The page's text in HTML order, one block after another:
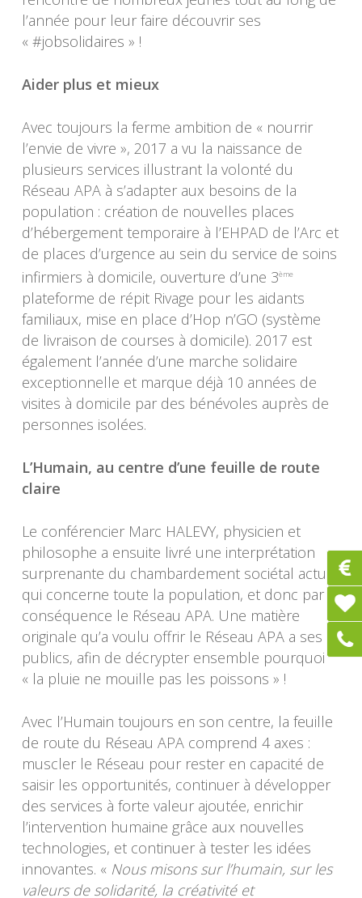
l’année pour leur faire découvrir ses
« #jobsolidaires » !
Aider plus et mieux
Avec toujours la ferme ambition de « nourrir
l’envie de vivre », 2017 a vu la naissance de
plusieurs services illustrant la volonté du
Réseau APA à s’adapter aux besoins de la
population : création de nouvelles places
d’hébergement temporaire à l’EHPAD de l’Arc et
de places d’urgence au sein du service de soins
infirmiers à domicile, ouverture d’une 3ème
plateforme de répit Rivage pour les aidants
familiaux, mise en place d’Hop n’GO (système
de livraison de courses à domicile). 2017 est
également l’année d’une marche solidaire
exceptionnelle et marque déjà 10 années de
visites à domicile par des bénévoles auprès de
personnes isolées.
L’Humain, au centre d’une feuille de route
claire
Le conférencier Marc HALEVY, physicien et
philosophe a ensuite livré une interprétation
surprenante du chambardement sociétal actuel
qui concerne toute la population, et donc par
conséquence le Réseau APA. Une matière
originale qu’a voulu offrir le Réseau APA a ses
publics, afin de décrypter ensemble pourquoi
« la pluie ne mouille pas les poissons » !
Avec l’Humain toujours en son centre, la feuille
de route du Réseau APA comprend 4 axes :
muscler le Réseau pour rester en capacité de
saisir les opportunités, continuer à développer
des services à forte valeur ajoutée, enrichir
l’intervention humaine grâce aux nouvelles
technologies, et continuer à tester les idées
innovantes. « Nous misons sur l’humain, sur les
valeurs de solidarité, la créativité et